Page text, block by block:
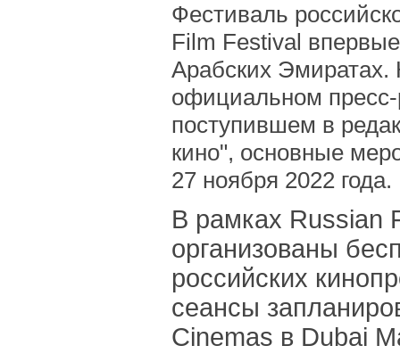
Фестиваль
Film Festival
Арабских Эмиратах.
официальном
поступившем в
кино", основные
27 ноября 2022 года.
В рамках Russian
организованы
российских
сеансы
Cinemas в Dubai